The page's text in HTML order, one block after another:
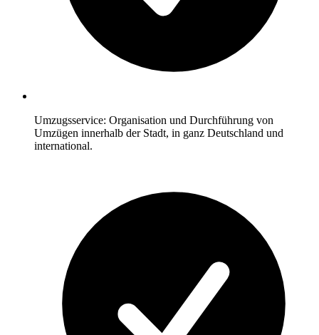
Umzugsservice: Organisation und Durchführung von
Umzügen innerhalb der Stadt, in ganz Deutschland und
international.